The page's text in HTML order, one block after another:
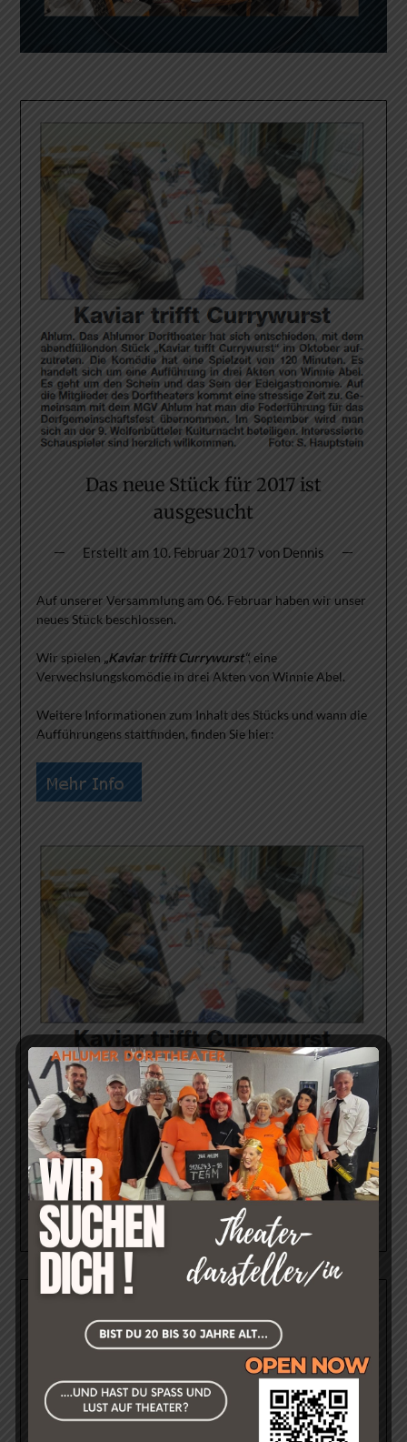
Das neue Stück für 2017 ist
ausgesucht
Erstellt am 10. Februar 2017 von Dennis
Auf unserer Versammlung am 06. Februar haben wir unser
neues Stück beschlossen.
Wir spielen „Kaviar trifft Currywurst“, eine
Verwechslungskomödie in drei Akten von Winnie Abel.
Weitere Informationen zum Inhalt des Stücks und wann die
Aufführungens stattfinden, finden Sie hier:
Mit freundlicher Genehmigung des Wolfenbütteler
Schaufensters
FEEDBACK UNSERER GÄSTE
Was sagt unser Publikum zu unseren Aufführungen?
->Hier geht´s direkt zur Feedback-Seite!<-